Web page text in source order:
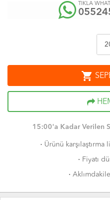
TIKLA
shopping_cart
15:00'a Kadar Verilen
· Ürünü karşılaştırma
· Fiyatı
·